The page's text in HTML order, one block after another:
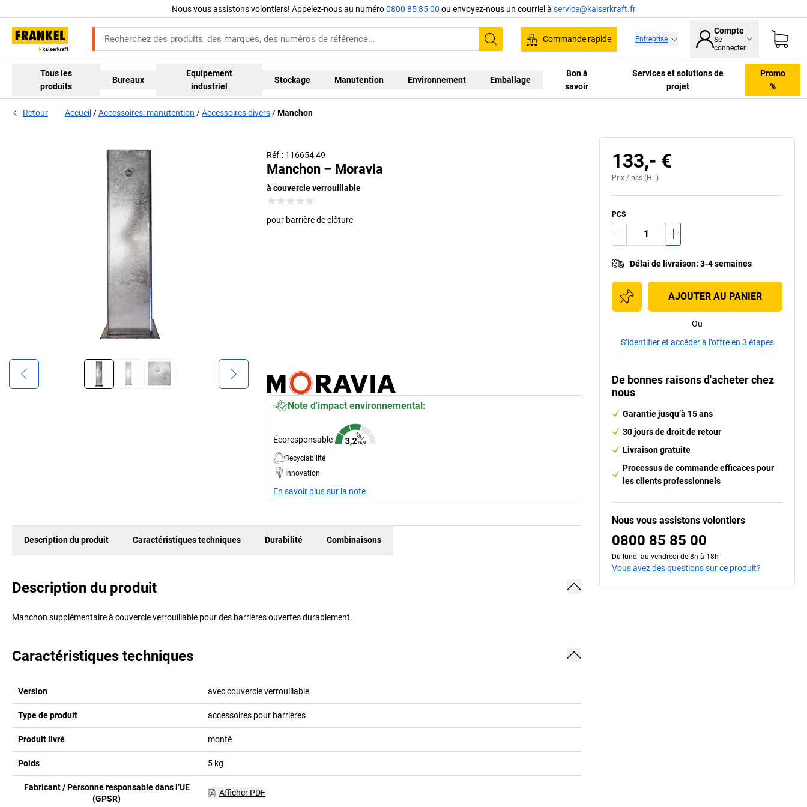
Nous vous assistons volontiers! Appelez-nous au numéro0800 85 85 00 ou envoyez-nous un courriel à service@kaiserkraft.fr
Recherche
Commande rapide Entreprise
Compte
Se
connecter
Tous les
produits
Bureaux
Equipement
industriel
Stockage Manutention Environnement Emballage
Bon à
savoir
Services et solutions de
projet
Promo
%
Retour Accueil Accessoires: manutention Accessoires divers Manchon
Réf.: 116654 49
Manchon – Moravia
à couvercle verrouillable
pour barrière de clôture
Note d'impact environnemental:
Écoresponsable
Recyclabilité
Innovation
En savoir plus sur la note
Description du produit Caractéristiques techniques Durabilité Combinaisons
Description du produit
Manchon supplémentaire à couvercle verrouillable pour des barrières ouvertes durablement.
Caractéristiques techniques
Version avec couvercle verrouillable
Type de produit accessoires pour barrières
Produit livré monté
Poids 5 kg
Fabricant / Personne responsable dans l’UE
(GPSR)
Afficher PDF
133,- €
Prix / pcs (HT)
PCS
Délai de livraison: 3-4 semaines
AJOUTER AU PANIER
Ou
S’identifier et accéder à l’offre en 3 étapes
De bonnes raisons d'acheter chez
nous
Garantie jusqu’à 15 ans
30 jours de droit de retour
Livraison gratuite
Processus de commande efficaces pour
les clients professionnels
Nous vous assistons volontiers
0800 85 85 00
Du lundi au vendredi de 8h à 18h
Vous avez des questions sur ce produit?